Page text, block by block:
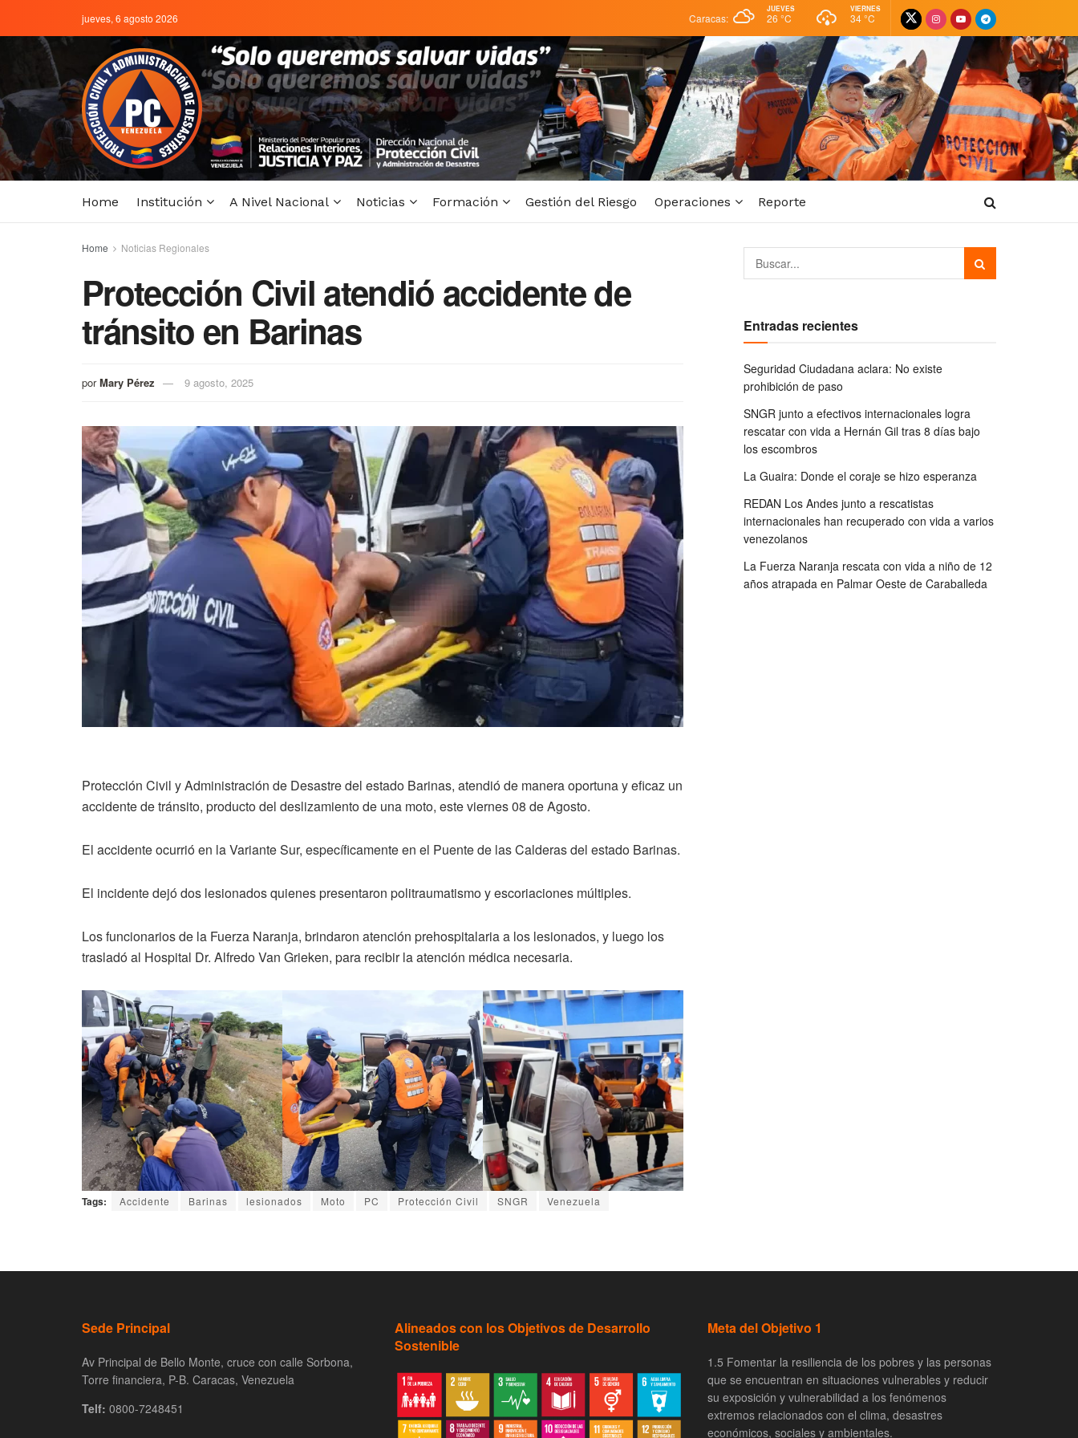
jueves, 6 agosto 2026 Caracas:
JUEVES
26 °C
VIERNES
34 °C
Home Institución A Nivel Nacional Noticias Formación Gestión del Riesgo Operaciones Reporte
Home Noticias Regionales
Protección Civil atendió accidente de
tránsito en Barinas
por Mary Pérez 9 agosto, 2025
Protección Civil y Administración de Desastre del estado Barinas, atendió de manera oportuna y eficaz un
accidente de tránsito, producto del deslizamiento de una moto, este viernes 08 de Agosto.
El accidente ocurrió en la Variante Sur, específicamente en el Puente de las Calderas del estado Barinas.
El incidente dejó dos lesionados quienes presentaron politraumatismo y escoriaciones múltiples.
Los funcionarios de la Fuerza Naranja, brindaron atención prehospitalaria a los lesionados, y luego los
trasladó al Hospital Dr. Alfredo Van Grieken, para recibir la atención médica necesaria.
Tags: Accidente Barinas lesionados Moto PC Protección Civil SNGR Venezuela
Entradas recientes
Seguridad Ciudadana aclara: No existe
prohibición de paso
SNGR junto a efectivos internacionales logra
rescatar con vida a Hernán Gil tras 8 días bajo
los escombros
La Guaira: Donde el coraje se hizo esperanza
REDAN Los Andes junto a rescatistas
internacionales han recuperado con vida a varios
venezolanos
La Fuerza Naranja rescata con vida a niño de 12
años atrapada en Palmar Oeste de Caraballeda
Sede Principal
Av Principal de Bello Monte, cruce con calle Sorbona,
Torre financiera, P-B. Caracas, Venezuela
Telf: 0800-7248451
Alineados con los Objetivos de Desarrollo
Sostenible
Meta del Objetivo 1
1.5 Fomentar la resiliencia de los pobres y las personas
que se encuentran en situaciones vulnerables y reducir
su exposición y vulnerabilidad a los fenómenos
extremos relacionados con el clima, desastres
económicos, sociales y ambientales.